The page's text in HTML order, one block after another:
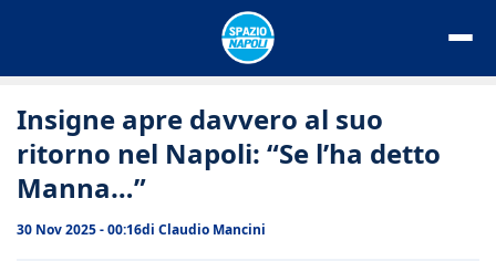
Insigne apre davvero al suo
ritorno nel Napoli: “Se l’ha detto
Manna…”
30 Nov 2025 - 00:16di Claudio Mancini